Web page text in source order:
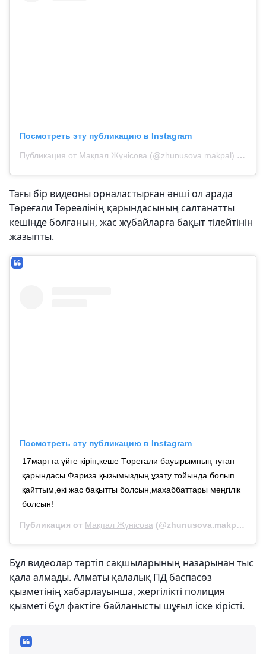
Посмотреть эту публикацию в Instagram
Публикация от Мақпал Жүнісова (@zhunusova.makpal) 19 Авг
Тағы бір видеоны орналастырған әнші ол арада
Төреғали Төреәлінің қарындасының салтанатты
кешінде болғанын, жас жұбайларға бақыт тілейтінін
жазыпты.
Посмотреть эту публикацию в Instagram
17мартта үйге кіріп,кеше Төреғали бауырымның туған
қарындасы Фариза қызымыздың ұзату тойында болып
қайттым,екі жас бақытты болсын,махаббаттары мәңгілік
болсын!
Публикация от Мақпал Жүнісова (@zhunusova.makpal)
Бұл видеолар тәртіп сақшыларының назарынан тыс
қала алмады. Алматы қалалық ПД баспасөз
қызметінің хабарлауынша, жергілікті полиция
қызметі бұл фактіге байланысты шұғыл іске кірісті.